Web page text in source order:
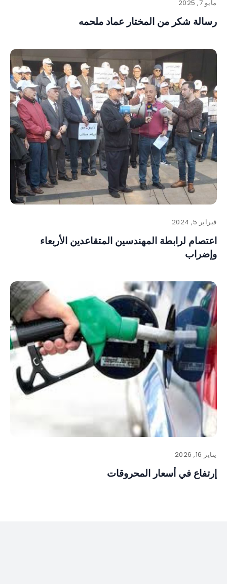
مايو 7, 2025
رسالة شكر من المختار عماد ملحمه
فبراير 5, 2024
اعتصام لرابطة المهندسين المتقاعدين الأربعاء
وإضراب
يناير 16, 2026
إرتفاع في أسعار المحروقات